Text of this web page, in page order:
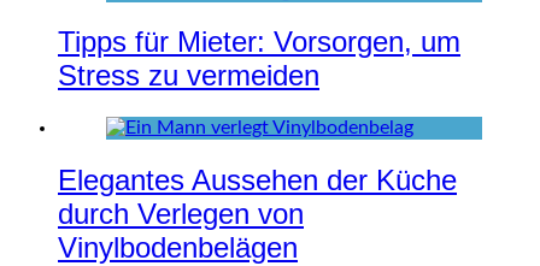
Tipps für Mieter: Vorsorgen, um
Stress zu vermeiden
Elegantes Aussehen der Küche
durch Verlegen von
Vinylbodenbelägen